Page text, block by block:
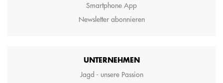
Smartphone App
Newsletter abonnieren
UNTERNEHMEN
Jagd - unsere Passion